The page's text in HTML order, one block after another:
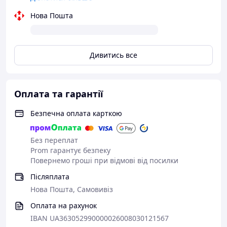
Функціональні можливості:
кількох порцій фільтр-кави
Жаростійке скло витримує високу температуру
Зручний носик забезпечує акуратне наливання
без крапель
Дерев’яна кришка допомагає зберігати тепло
напою
Підходить для домашнього та професійного
Порада від кавових експертів:
Перед заварюванням обполосніть глечик гарячою
Нова Пошта
Дивитись все
Оплата та гарантії
Безпечна оплата карткою
Без переплат
Prom гарантує безпеку
Повернемо гроші при відмові від посилки
Післяплата
Нова Пошта, Самовивіз
Оплата на рахунок
IBAN UA363052990000026008030121567